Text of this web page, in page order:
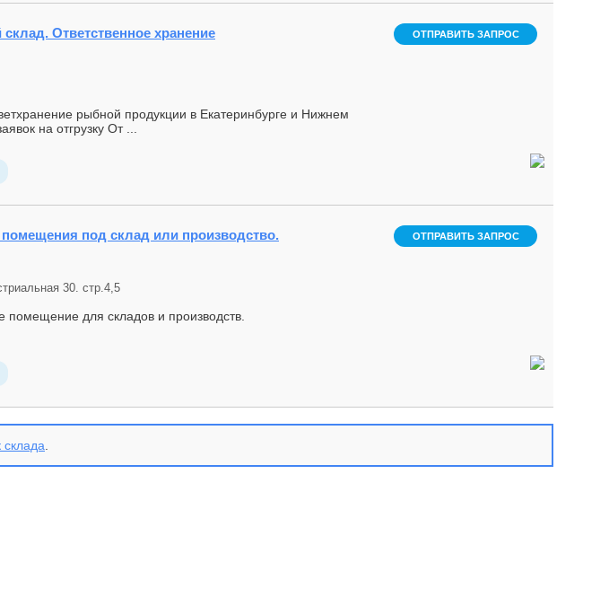
Ответственное хранение
рыбной продукции в Екатеринбурге и Нижнем
на отгрузку От ...
ОТПРАВИТЬ ЗАПРОС
под склад или производство.
30. стр.4,5
помещение для складов и производств.
ОТПРАВИТЬ ЗАПРОС
склада